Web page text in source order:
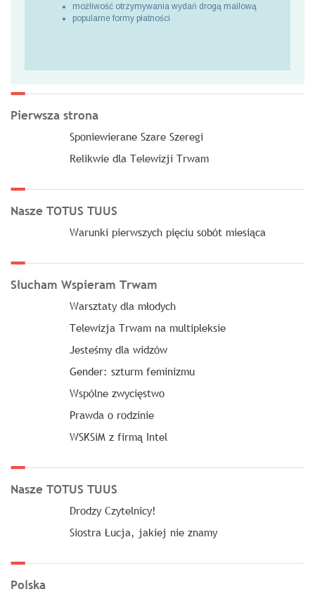
możliwość otrzymywania wydań drogą mailową
popularne formy płatności
Pierwsza strona
Sponiewierane Szare Szeregi
Relikwie dla Telewizji Trwam
Nasze TOTUS TUUS
Warunki pierwszych pięciu sobót miesiąca
Słucham Wspieram Trwam
Warsztaty dla młodych
Telewizja Trwam na multipleksie
Jesteśmy dla widzów
Gender: szturm feminizmu
Wspólne zwycięstwo
Prawda o rodzinie
WSKSiM z firmą Intel
Nasze TOTUS TUUS
Drodzy Czytelnicy!
Siostra Łucja, jakiej nie znamy
Polska